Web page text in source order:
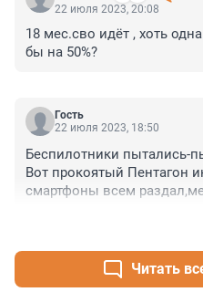
22 июля 2023, 20:08
18 мес.сво идёт , хоть
бы на 50%?
Гость
22 июля 2023, 18:50
Беспилотники пытались-
Вот прокоятый Пентагон
смартфоны всем
Читать